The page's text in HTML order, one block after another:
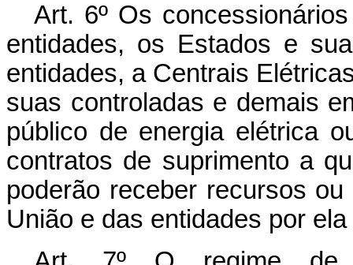
Art. 6º Os
entidades, os Estados e
entidades, a Centrais
suas controladas e demais
público de energia elétrica
contratos de suprimento a
poderão receber recursos
União e das entidades por